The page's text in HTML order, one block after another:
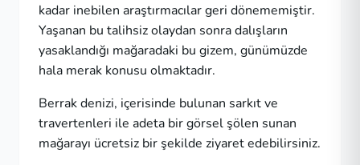
kadar inebilen araştırmacılar geri dönememiştir.
Yaşanan bu talihsiz olaydan sonra dalışların
yasaklandığı mağaradaki bu gizem, günümüzde
hala merak konusu olmaktadır.
Berrak denizi, içerisinde bulunan sarkıt ve
travertenleri ile adeta bir görsel şölen sunan
mağarayı ücretsiz bir şekilde ziyaret edebilirsiniz.